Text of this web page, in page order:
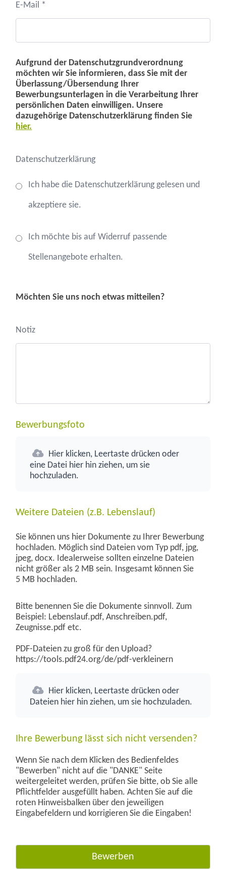
E-Mail *
Aufgrund der Datenschutzgrundverordnung
möchten wir Sie informieren, dass Sie mit der
Überlassung/Übersendung Ihrer
Bewerbungsunterlagen in die Verarbeitung Ihrer
persönlichen Daten einwilligen. Unsere
dazugehörige Datenschutzerklärung finden Sie
hier.
Datenschutzerklärung
Ich habe die Datenschutzerklärung gelesen und
akzeptiere sie.
Ich möchte bis auf Widerruf passende
Stellenangebote erhalten.
Möchten Sie uns noch etwas mitteilen?
Notiz
Bewerbungsfoto
Hier klicken, Leertaste drücken oder
eine Datei hier hin ziehen, um sie
hochzuladen.
Weitere Dateien (z.B. Lebenslauf)
Sie können uns hier Dokumente zu Ihrer Bewerbung
hochladen. Möglich sind Dateien vom Typ pdf, jpg,
jpeg, docx. Idealerweise sollten einzelne Dateien
nicht größer als 2 MB sein. Insgesamt können Sie
5 MB hochladen.
Bitte benennen Sie die Dokumente sinnvoll. Zum
Beispiel: Lebenslauf.pdf, Anschreiben.pdf,
Zeugnisse.pdf etc.
PDF-Dateien zu groß für den Upload?
https://tools.pdf24.org/de/pdf-verkleinern
Hier klicken, Leertaste drücken oder
Dateien hier hin ziehen, um sie hochzuladen.
Ihre Bewerbung lässt sich nicht versenden?
Wenn Sie nach dem Klicken des Bedienfeldes
"Bewerben" nicht auf die "DANKE" Seite
weitergeleitet werden, prüfen Sie bitte, ob Sie alle
Pflichtfelder ausgefüllt haben. Achten Sie auf die
roten Hinweisbalken über den jeweiligen
Eingabefeldern und korrigieren Sie die Eingaben!